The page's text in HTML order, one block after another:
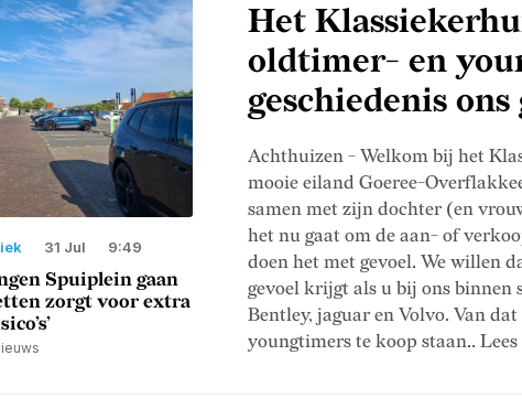
31 Jul 9:49
Spuiplein gaan
zorgt voor extra
Het
oldtimer- en
geschiedenis ons
Achthuizen - Welkom bij het
mooie eiland Goeree-
samen met zijn dochter (en
het nu gaat om de aan- of
doen het met gevoel. We willen
gevoel krijgt als u bij ons binnen
Bentley, jaguar en Volvo. Van
youngtimers te koop staan.. Lees